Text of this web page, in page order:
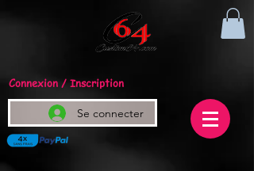
Connexion / Inscription
Se connecter